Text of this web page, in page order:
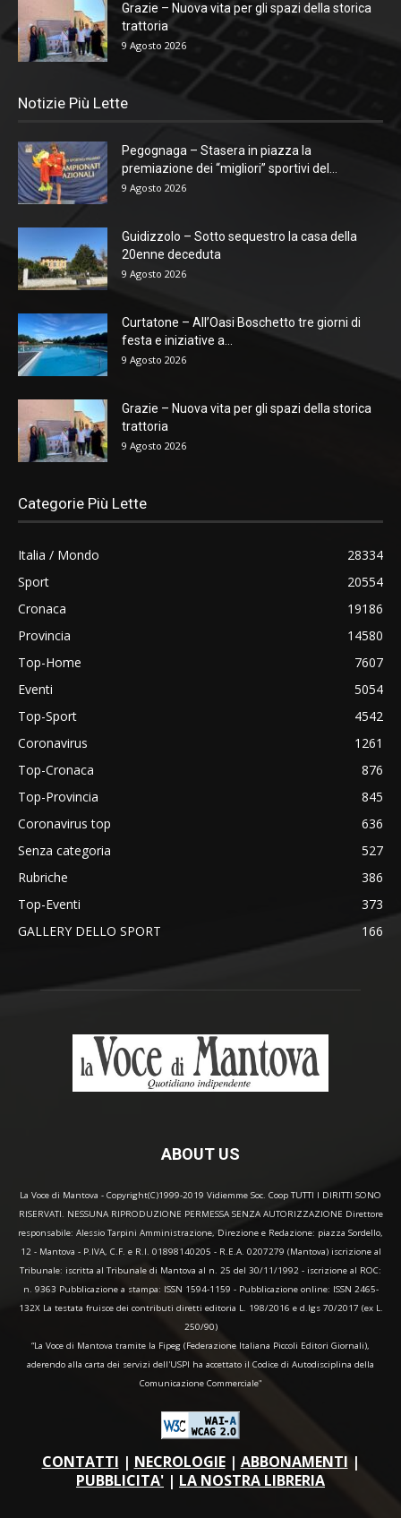
Grazie – Nuova vita per gli spazi della storica
trattoria
9 Agosto 2026
Notizie Più Lette
Pegognaga – Stasera in piazza la
premiazione dei “migliori” sportivi del...
9 Agosto 2026
Guidizzolo – Sotto sequestro la casa della
20enne deceduta
9 Agosto 2026
Curtatone – All’Oasi Boschetto tre giorni di
festa e iniziative a...
9 Agosto 2026
Grazie – Nuova vita per gli spazi della storica
trattoria
9 Agosto 2026
Categorie Più Lette
Italia / Mondo
28334
Sport
20554
Cronaca
19186
Provincia
14580
Top-Home
7607
Eventi
5054
Top-Sport
4542
Coronavirus
1261
Top-Cronaca
876
Top-Provincia
845
Coronavirus top
636
Senza categoria
527
Rubriche
386
Top-Eventi
373
GALLERY DELLO SPORT
166
ABOUT US
La Voce di Mantova - Copyright(C)1999-2019 Vidiemme Soc. Coop TUTTI I DIRITTI SONO
RISERVATI. NESSUNA RIPRODUZIONE PERMESSA SENZA AUTORIZZAZIONE Direttore
responsabile: Alessio Tarpini Amministrazione, Direzione e Redazione: piazza Sordello,
12 - Mantova - P.IVA, C.F. e R.I. 01898140205 - R.E.A. 0207279 (Mantova) iscrizione al
Tribunale: iscritta al Tribunale di Mantova al n. 25 del 30/11/1992 - iscrizione al ROC:
n. 9363 Pubblicazione a stampa: ISSN 1594-1159 - Pubblicazione online: ISSN 2465-
132X La testata fruisce dei contributi diretti editoria L. 198/2016 e d.lgs 70/2017 (ex L.
250/90)
“La Voce di Mantova tramite la Fipeg (Federazione Italiana Piccoli Editori Giornali),
aderendo alla carta dei servizi dell'USPI ha accettato il Codice di Autodisciplina della
Comunicazione Commerciale"
CONTATTI | NECROLOGIE| ABBONAMENTI |
PUBBLICITA' | LA NOSTRA LIBRERIA